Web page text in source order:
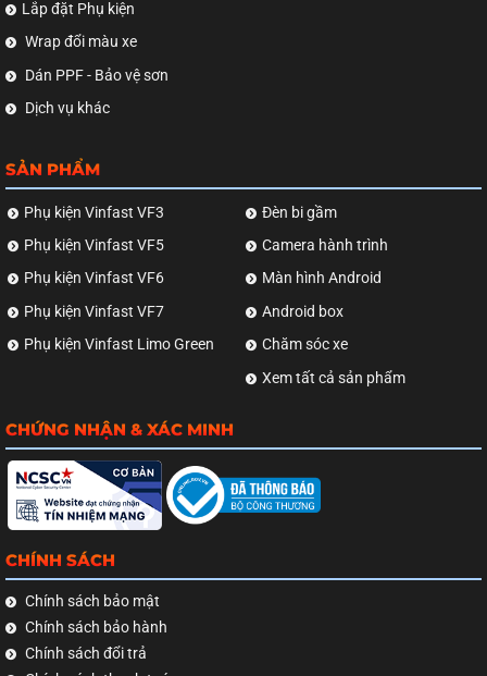
Lắp đặt Phụ kiện
Wrap đổi màu xe
Dán PPF - Bảo vệ sơn
Dịch vụ khác
SẢN PHẨM
Phụ kiện Vinfast VF3
Phụ kiện Vinfast VF5
Phụ kiện Vinfast VF6
Phụ kiện Vinfast VF7
Phụ kiện Vinfast Limo Green
Đèn bi gầm
Camera hành trình
Màn hình Android
Android box
Chăm sóc xe
Xem tất cả sản phẩm
CHỨNG NHẬN & XÁC MINH
CHÍNH SÁCH
Chính sách bảo mật
Chính sách bảo hành
Chính sách đổi trả